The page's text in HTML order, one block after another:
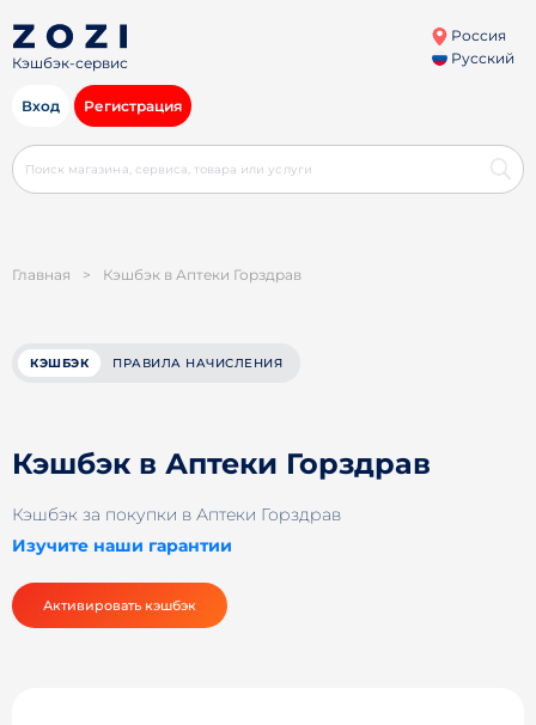
Кэшбэк-сервис
Россия
Русский
Вход Регистрация
Главная > Кэшбэк в Аптеки Горздрав
КЭШБЭК ПРАВИЛА НАЧИСЛЕНИЯ
Кэшбэк в Аптеки Горздрав
Кэшбэк за покупки в Аптеки Горздрав
Изучите наши гарантии
Активировать кэшбэк